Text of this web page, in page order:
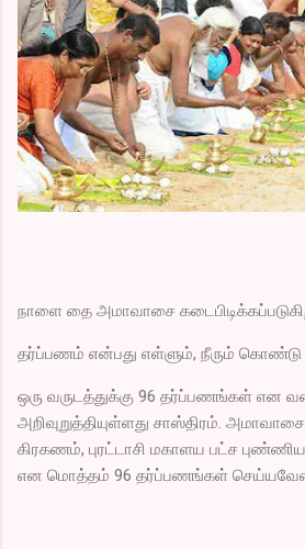
நாளை தை அமாவாசை
தர்ப்பணம் என்பது எள்ளும், நீரும் கொண்டு
ஒரு வருடத்துக்கு 96 தர்ப்பணங்கள் என
அறிவுறுத்தியுள்ளது சாஸ்திரம். அமாவாசை,
கிரகணம், புரட்டாசி மகாளய பட்ச
என மொத்தம் 96 தர்ப்பணங்கள்